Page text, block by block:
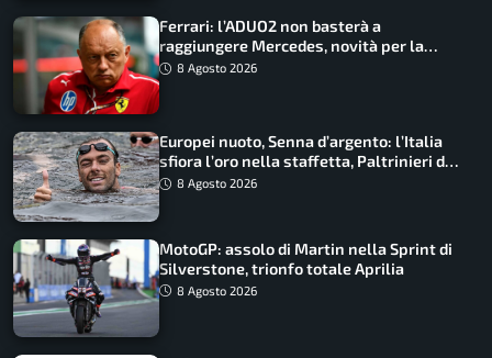
Ferrari: l’ADUO2 non basterà a
raggiungere Mercedes, novità per la
Macarena
8 Agosto 2026
Europei nuoto, Senna d’argento: l’Italia
sfiora l’oro nella staffetta, Paltrinieri da
urlo, il bilancio azzurro
8 Agosto 2026
MotoGP: assolo di Martin nella Sprint di
Silverstone, trionfo totale Aprilia
8 Agosto 2026